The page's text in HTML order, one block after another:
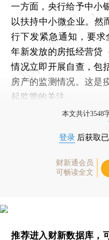
一方面，央行给予中小
以扶持中小微企业。然
行下发紧急通知，要
年新发放的房抵经营贷
情况立即开展自查，包
房产的监测情况。这是
起监管的关注。
本文共计3548
登录 后获取
财新通会员
可畅读全文
推荐进入财新数据库 ，